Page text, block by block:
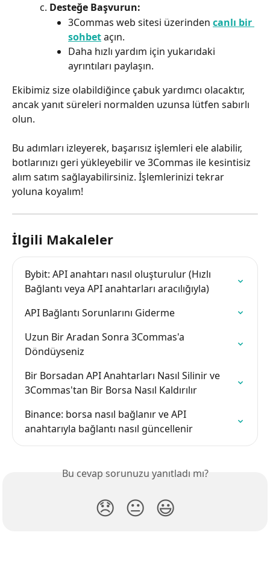
Desteğe Başvurun:
3Commas web sitesi üzerinden canlı bir
sohbet açın.
Daha hızlı yardım için yukarıdaki
ayrıntıları paylaşın.
Ekibimiz size olabildiğince çabuk yardımcı olacaktır,
ancak yanıt süreleri normalden uzunsa lütfen sabırlı
olun.
Bu adımları izleyerek, başarısız işlemleri ele alabilir,
botlarınızı geri yükleyebilir ve 3Commas ile kesintisiz
alım satım sağlayabilirsiniz. İşlemlerinizi tekrar
yoluna koyalım!
İlgili Makaleler
Bybit: API anahtarı nasıl oluşturulur (Hızlı
Bağlantı veya API anahtarları aracılığıyla)
API Bağlantı Sorunlarını Giderme
Uzun Bir Aradan Sonra 3Commas'a
Döndüyseniz
Bir Borsadan API Anahtarları Nasıl Silinir ve
3Commas'tan Bir Borsa Nasıl Kaldırılır
Binance: borsa nasıl bağlanır ve API
anahtarıyla bağlantı nasıl güncellenir
Bu cevap sorunuzu yanıtladı mı?
😞 😐 😃